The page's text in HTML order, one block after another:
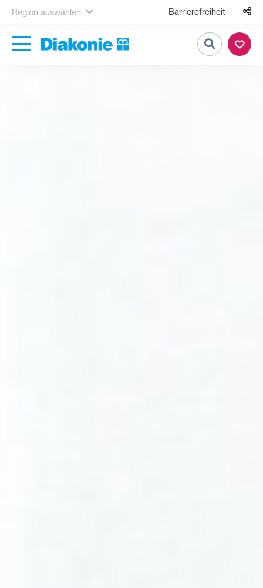
Region auswählen Barrierefreiheit
Suche